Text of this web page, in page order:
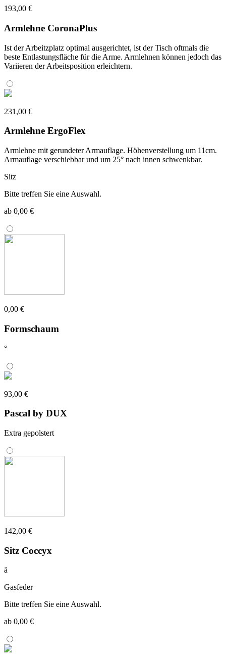
193,00 €
Armlehne CoronaPlus
Ist der Arbeitzplatz optimal ausgerichtet, ist der Tisch oftmals die
beste Entlastungsfläche für die Arme. Armlehnen können jedoch das
Variieren der Arbeitsposition erleichtern.
231,00 €
Armlehne ErgoFlex
Armlehne mit gerundeter Armauflage. Höhenverstellung um 11cm.
Armauflage verschiebbar und um 25° nach innen schwenkbar.
Sitz
Bitte treffen Sie eine Auswahl.
ab 0,00 €
0,00 €
Formschaum
°
93,00 €
Pascal by DUX
Extra gepolstert
142,00 €
Sitz Coccyx
ä
Gasfeder
Bitte treffen Sie eine Auswahl.
ab 0,00 €